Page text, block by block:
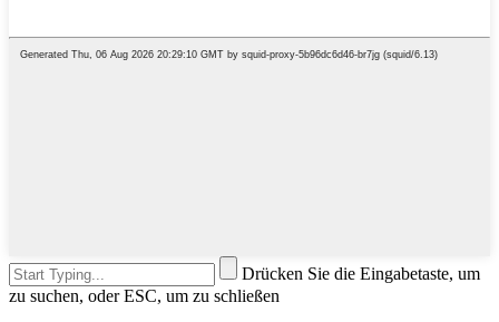
Drücken Sie die Eingabetaste, um
zu suchen, oder ESC, um zu schließen